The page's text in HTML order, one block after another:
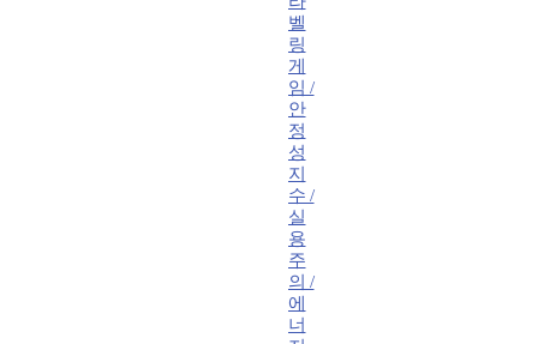
벨
링
게
임 /
안
정
성
지
수 /
실
용
주
의 /
에
너